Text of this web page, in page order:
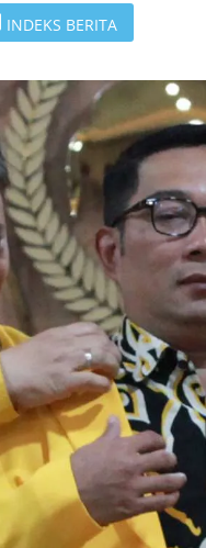
INDEKS BERITA